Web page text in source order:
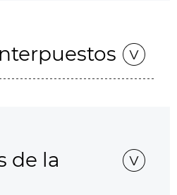
de la